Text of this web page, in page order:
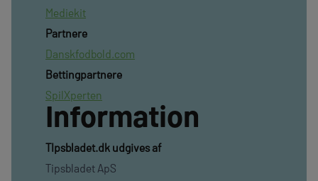
Mediekit
Partnere
Danskfodbold.com
Bettingpartnere
SpilXperten
Information
TIpsbladet.dk udgives af
Tipsbladet ApS